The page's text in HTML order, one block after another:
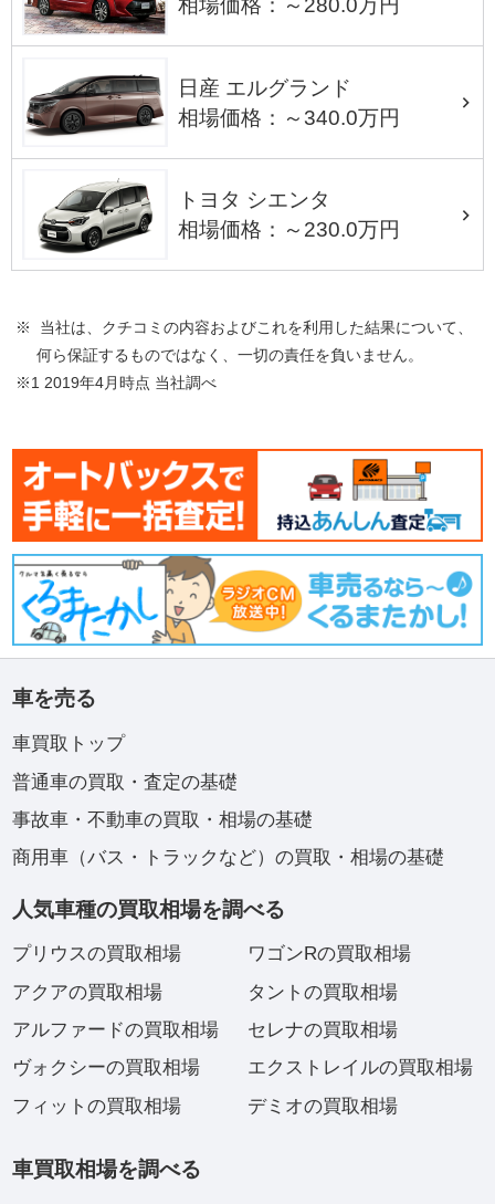
相場価格：～280.0万円
日産 エルグランド
相場価格：～340.0万円
トヨタ シエンタ
相場価格：～230.0万円
※ 当社は、クチコミの内容およびこれを利用した結果について、
何ら保証するものではなく、一切の責任を負いません。
※1 2019年4月時点 当社調べ
車を売る
車買取トップ
普通車の買取・査定の基礎
事故車・不動車の買取・相場の基礎
商用車（バス・トラックなど）の買取・相場の基礎
人気車種の買取相場を調べる
プリウスの買取相場
アクアの買取相場
アルファードの買取相場
ヴォクシーの買取相場
フィットの買取相場
ワゴンRの買取相場
タントの買取相場
セレナの買取相場
エクストレイルの買取相場
デミオの買取相場
車買取相場を調べる